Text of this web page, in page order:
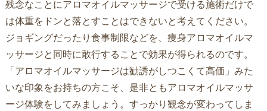
残念なことにアロマオイルマッサージで受ける施術だけで
は体重をドンと落とすことはできないと考えてください。
ジョギングだったり食事制限などを、痩身アロマオイルマ
ッサージと同時に敢行することで効果が得られるのです。
「アロマオイルマッサージは勧誘がしつこくて高価」みた
いな印象をお持ちの方こそ、是非ともアロマオイルマッサ
ージ体験をしてみましょう。すっかり観念が変わってしま